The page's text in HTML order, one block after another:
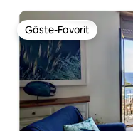
Gäste-Favorit
Gäste-Favorit